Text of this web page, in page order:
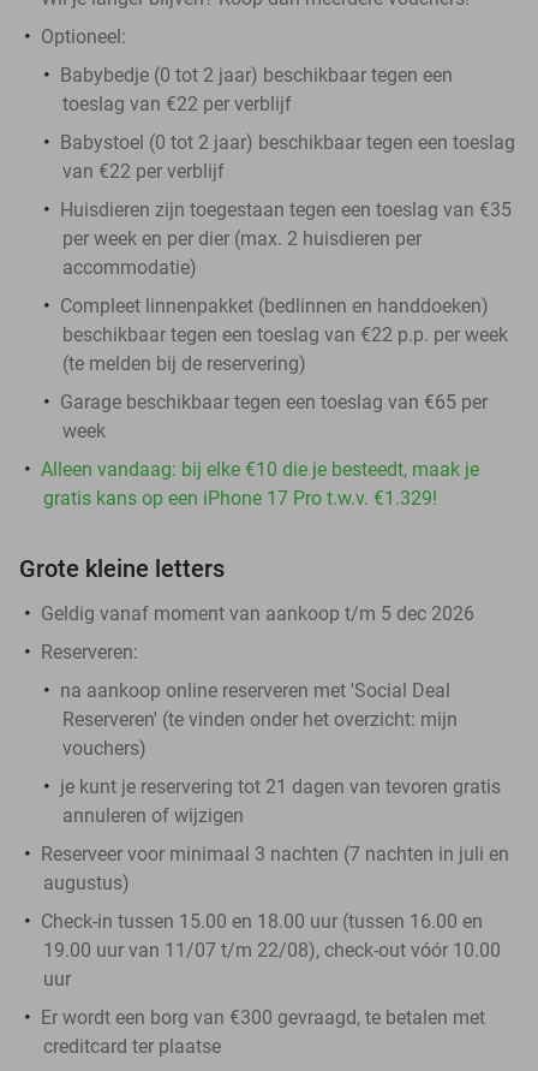
Optioneel:
Babybedje (0 tot 2 jaar) beschikbaar tegen een
toeslag van €22 per verblijf
Babystoel (0 tot 2 jaar) beschikbaar tegen een toeslag
van €22 per verblijf
Huisdieren zijn toegestaan tegen een toeslag van €35
per week en per dier (max. 2 huisdieren per
accommodatie)
Compleet linnenpakket (bedlinnen en handdoeken)
beschikbaar tegen een toeslag van €22 p.p. per week
(te melden bij de reservering)
Garage beschikbaar tegen een toeslag van €65 per
week
Alleen vandaag: bij elke €10 die je besteedt, maak je
gratis kans op een iPhone 17 Pro t.w.v. €1.329!
Grote kleine letters
Geldig vanaf moment van aankoop t/m 5 dec 2026
Reserveren:
na aankoop online reserveren met 'Social Deal
Reserveren' (te vinden onder het overzicht: mijn
vouchers)
je kunt je reservering tot 21 dagen van tevoren gratis
annuleren of wijzigen
Reserveer voor minimaal 3 nachten (7 nachten in juli en
augustus)
Check-in tussen 15.00 en 18.00 uur (tussen 16.00 en
19.00 uur van 11/07 t/m 22/08), check-out vóór 10.00
uur
Er wordt een borg van €300 gevraagd, te betalen met
creditcard ter plaatse